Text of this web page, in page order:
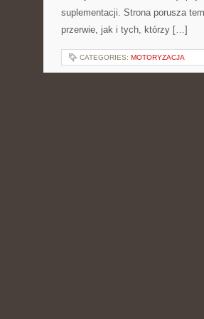
suplementacji. Strona porusza
przerwie, jak i tych, którzy […]
CATEGORIES: MOTORYZACJA